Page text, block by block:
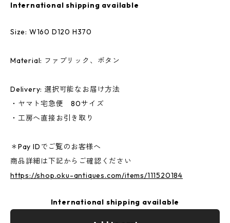
International shipping available
Size: W160 D120 H370
Material: ファブリック、ボタン
Delivery: 選択可能なお届け方法
・ヤマト宅急便 80サイズ
・工房へ直接お引き取り
＊Pay IDでご覧のお客様へ
商品詳細は下記からご確認ください
https://shop.oku-antiques.com/items/111520184
International shipping available